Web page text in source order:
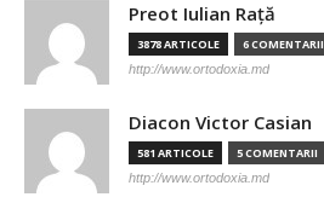
Preot Iulian Raţă
3878 ARTICOLE 6 COMENTARII
http://www.ortodoxia.md
Diacon Victor Casian
581 ARTICOLE 5 COMENTARII
http://www.ortodoxia.md